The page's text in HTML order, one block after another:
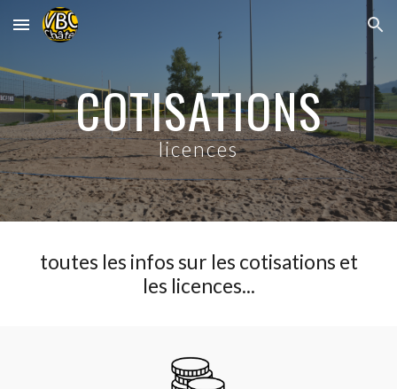
Skip to main content Skip to navigation
COTISATIONS
licences
toutes les infos sur les cotisations et
les licences...